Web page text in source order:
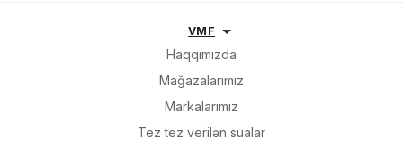
VMF
Haqqımızda
Mağazalarımız
Markalarımız
Tez tez verilən sualar